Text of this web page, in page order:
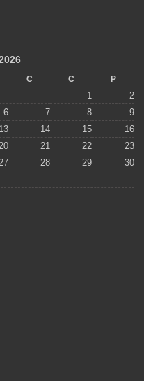
C C P
1
2
6 7 8
9
13 14 15
16
20 21 22
23
27 28 29
30